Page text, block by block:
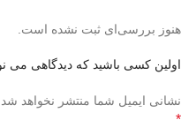
هنوز بررسی‌ای ثبت نشده است.
اولین کسی باشید که دیدگاهی می
نشانی ایمیل شما منتشر نخواهد شد.
*